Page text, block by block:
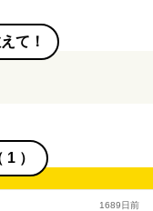
て！
1 ）
1689日前